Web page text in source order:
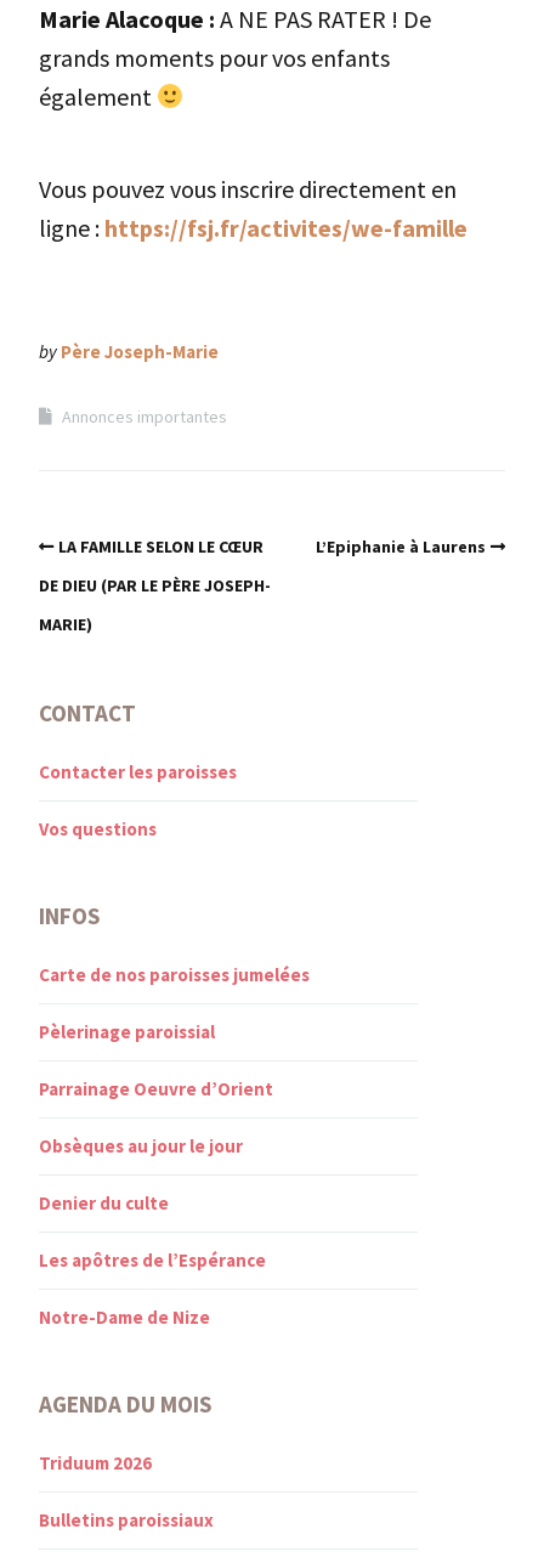
Marie Alacoque : A NE PAS RATER ! De
grands moments pour vos enfants
également
Vous pouvez vous inscrire directement en
ligne : https://fsj.fr/activites/we-famille
by Père Joseph-Marie
Annonces importantes
LA FAMILLE SELON LE CŒUR
DE DIEU (PAR LE PÈRE JOSEPH-
MARIE)
L’Epiphanie à Laurens
CONTACT
Contacter les paroisses
Vos questions
INFOS
Carte de nos paroisses jumelées
Pèlerinage paroissial
Parrainage Oeuvre d’Orient
Obsèques au jour le jour
Denier du culte
Les apôtres de l’Espérance
Notre-Dame de Nize
AGENDA DU MOIS
Triduum 2026
Bulletins paroissiaux